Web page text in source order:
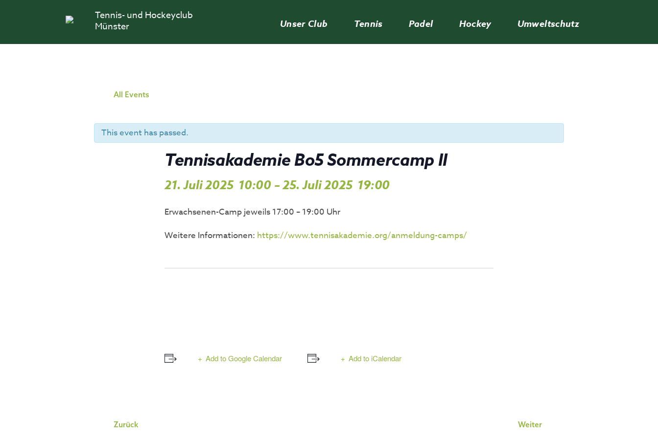
Tennis- und Hockeyclub
Münster
Unser Club Tennis Padel Hockey Umweltschutz
All Events
This event has passed.
Tennisakademie Bo5 Sommercamp II
21. Juli 2025 10:00–25. Juli 2025 19:00
Erwachsenen-Camp jeweils 17:00 – 19:00 Uhr
Weitere Informationen: https://www.tennisakademie.org/anmeldung-camps/
Add to Google Calendar Add to iCalendar
EventZurück Weiter